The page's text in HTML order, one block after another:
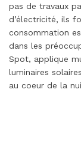
pas de travaux
d’électricité, ils
consommation
dans les
Spot, applique
luminaires
au coeur de la